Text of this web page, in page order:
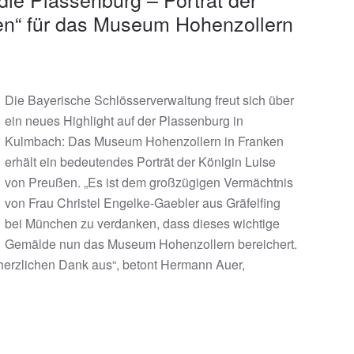
für das Museum Hohenzollern
Die Bayerische Schlösserverwaltung freut sich über
ein neues Highlight auf der Plassenburg in
Kulmbach: Das Museum Hohenzollern in Franken
erhält ein bedeutendes Porträt der Königin Luise
von Preußen. „Es ist dem großzügigen Vermächtnis
von Frau Christel Engelke-Gaebler aus Gräfelfing
bei München zu verdanken, dass dieses wichtige
Gemälde nun das Museum Hohenzollern bereichert.
Dank aus“, betont Hermann Auer,